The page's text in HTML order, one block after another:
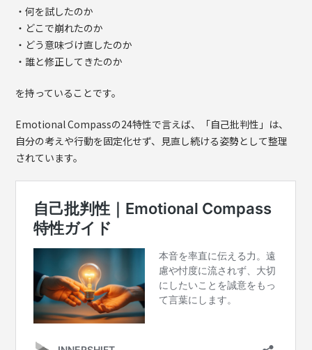
・何を試したのか
・どこで崩れたのか
・どう意味づけ直したのか
・誰と修正してきたのか
を持っていることです。
Emotional Compassの24特性で言えば、「自己批判性」は、
自分の考えや行動を固定化せず、見直し続ける姿勢として整理
されています。